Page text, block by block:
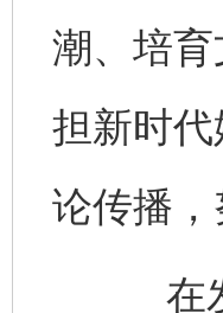
潮、培
担新时
论传播
在发